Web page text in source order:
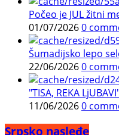
Počeo je JUL žitni
01/07/20260
Šumadijsko lepo
22/06/20260
"TISA, REKA
11/06/20260
Srpsko nasleđe